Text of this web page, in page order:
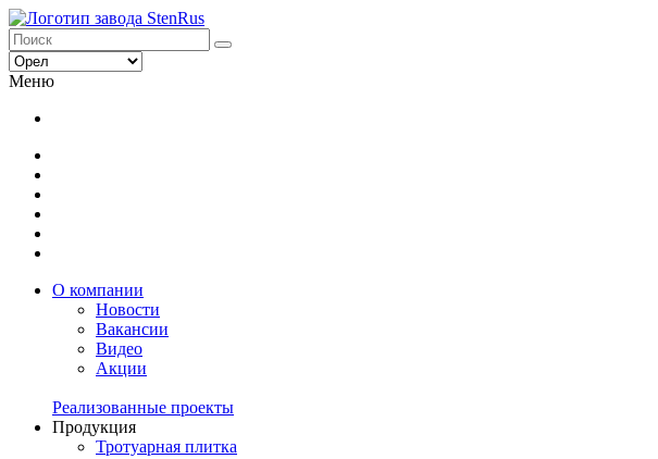
Меню
О компании
Новости
Вакансии
Видео
Акции
Реализованные проекты
Продукция
Тротуарная плитка